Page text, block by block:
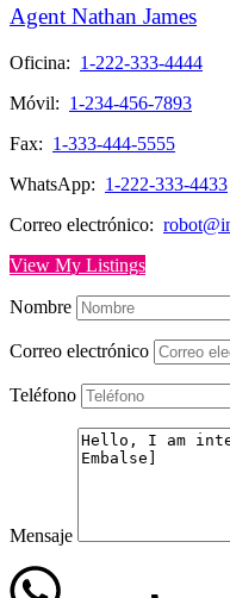
Agent Nathan James
Oficina: 1-222-333-4444
Móvil: 1-234-456-7893
Fax: 1-333-444-5555
WhatsApp: 1-222-333-4433
Correo electrónico:
View My Listings
Nombre
Correo electrónico
Teléfono
Mensaje